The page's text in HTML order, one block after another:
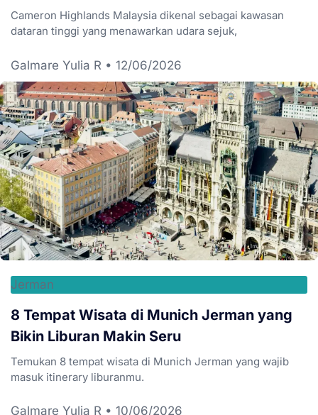
Cameron Highlands Malaysia dikenal sebagai kawasan
dataran tinggi yang menawarkan udara sejuk,
Galmare Yulia R 12/06/2026
Jerman
8 Tempat Wisata di Munich Jerman yang
Bikin Liburan Makin Seru
Temukan 8 tempat wisata di Munich Jerman yang wajib
masuk itinerary liburanmu.
Galmare Yulia R 10/06/2026